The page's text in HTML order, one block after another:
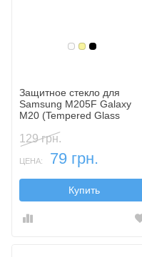
Белый
Золотой
Черный
Защитное стекло для
Samsung M205F Galaxy
M20 (Tempered Glass
129 грн.
ЦЕНА: 79 грн.
Купить